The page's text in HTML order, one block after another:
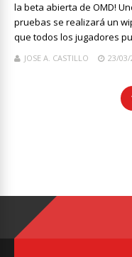
la beta abierta de OMD!
pruebas se realizará un
que todos los jugadores
JOSE A. CASTILLO 23/03/